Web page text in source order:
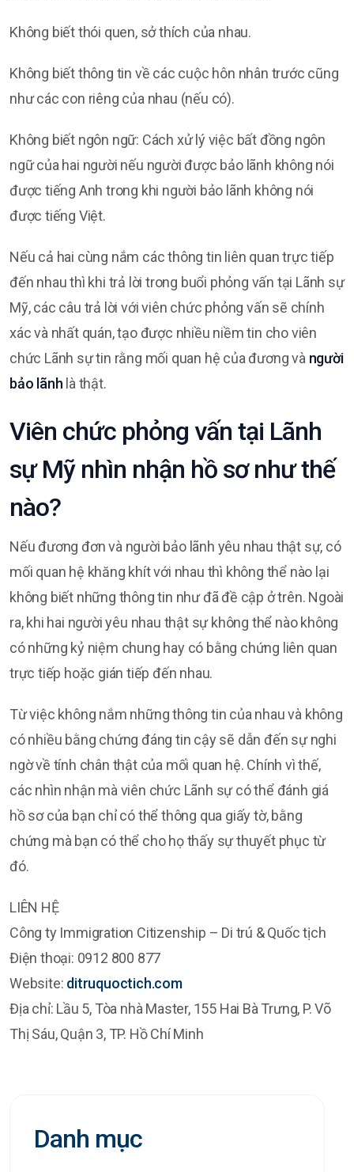
Danh mục
Không biết thói quen, sở thích của nhau.
Không biết thông tin về các cuộc hôn nhân trước cũng
như các con riêng của nhau (nếu có).
Không biết ngôn ngữ: Cách xử lý việc bất đồng ngôn
ngữ của hai người nếu người được bảo lãnh không nói
được tiếng Anh trong khi người bảo lãnh không nói
được tiếng Việt.
Nếu cả hai cùng nắm các thông tin liên quan trực tiếp
đến nhau thì khi trả lời trong buổi phỏng vấn tại Lãnh sự
Mỹ, các câu trả lời với viên chức phỏng vấn sẽ chính
xác và nhất quán, tạo được nhiều niềm tin cho viên
chức Lãnh sự tin rằng mối quan hệ của đương và người
bảo lãnh là thật.
Viên chức phỏng vấn tại Lãnh
sự Mỹ nhìn nhận hồ sơ như thế
nào?
Nếu đương đơn và người bảo lãnh yêu nhau thật sự, có
mối quan hệ khăng khít với nhau thì không thể nào lại
không biết những thông tin như đã đề cập ở trên. Ngoài
ra, khi hai người yêu nhau thật sự không thể nào không
có những kỷ niệm chung hay có bằng chứng liên quan
trực tiếp hoặc gián tiếp đến nhau.
Từ việc không nắm những thông tin của nhau và không
có nhiều bằng chứng đáng tin cậy sẽ dẫn đến sự nghi
ngờ về tính chân thật của mối quan hệ. Chính vì thế,
các nhìn nhận mà viên chức Lãnh sự có thể đánh giá
hồ sơ của bạn chỉ có thể thông qua giấy tờ, bằng
chứng mà bạn có thể cho họ thấy sự thuyết phục từ
đó.
LIÊN HỆ
Công ty Immigration Citizenship – Di trú & Quốc tịch
Điện thoại: 0912 800 877
Website: ditruquoctich.com
Địa chỉ: Lầu 5, Tòa nhà Master, 155 Hai Bà Trưng, P. Võ
Thị Sáu, Quận 3, TP. Hồ Chí Minh